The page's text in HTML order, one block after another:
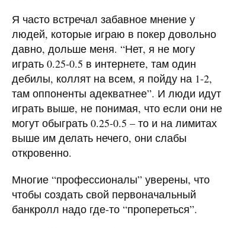
Я часто встречал забавное мнение у
людей, которые играю в покер довольно
давно, дольше меня. “Нет, я не могу
играть 0.25-0.5 в интернете, там один
дебилы, коллят на всем, я пойду на 1-2,
там оппоненты адекватнее”. И люди идут
играть выше, не понимая, что если они не
могут обыграть 0.25-0.5 – то и на лимитах
выше им делать нечего, они слабы
откровенно.
Многие “профессионалы” уверены, что
чтобы создать свой первоначальный
банкролл надо где-то “пропереться”.